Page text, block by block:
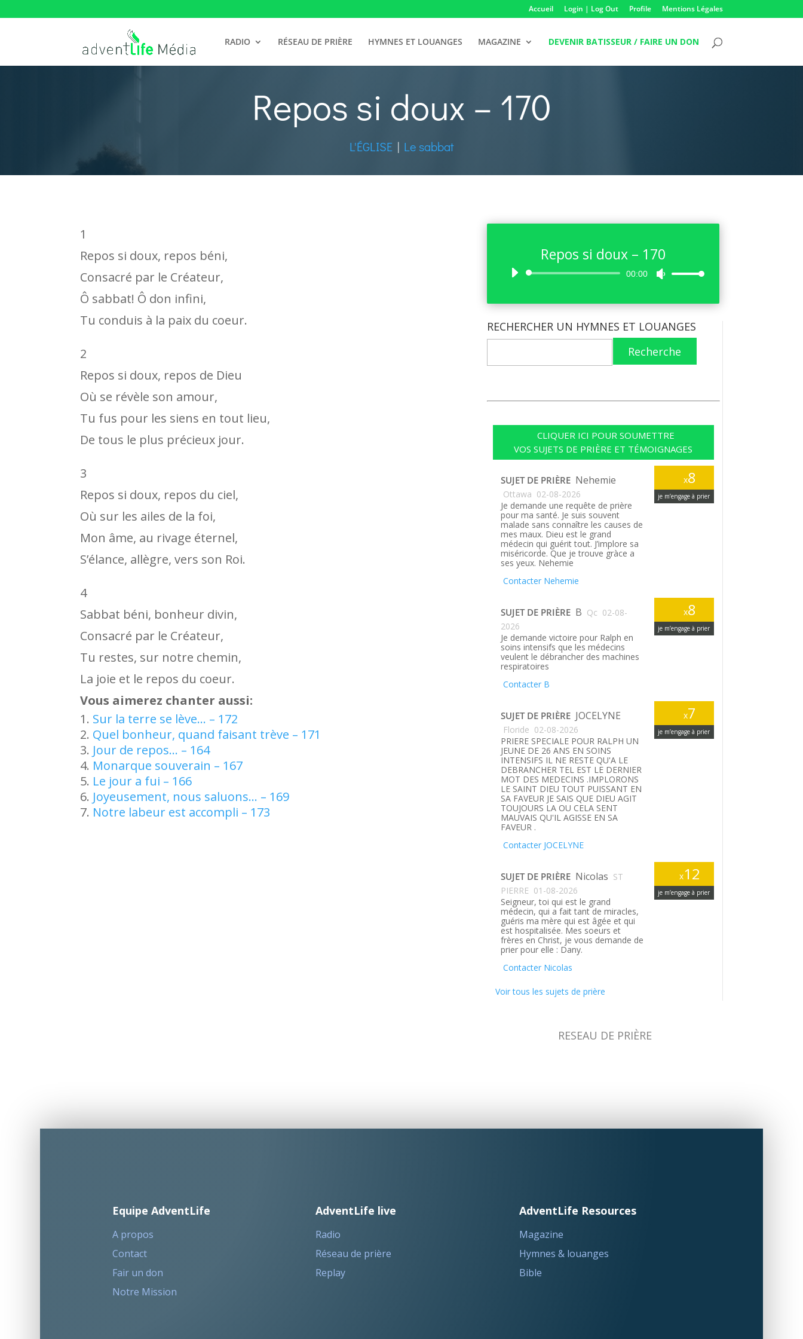
Accueil Login | Log Out Profile Mentions Légales
RADIO RÉSEAU DE PRIÈRE HYMNES ET LOUANGES MAGAZINE DEVENIR BATISSEUR / FAIRE UN DON
Repos si doux – 170
L'ÉGLISE| Le sabbat
1
Repos si doux, repos béni,
Consacré par le Créateur,
Ô sabbat! Ô don infini,
Tu conduis à la paix du coeur.
2
Repos si doux, repos de Dieu
Où se révèle son amour,
Tu fus pour les siens en tout lieu,
De tous le plus précieux jour.
3
Repos si doux, repos du ciel,
Où sur les ailes de la foi,
Mon âme, au rivage éternel,
S’élance, allègre, vers son Roi.
4
Sabbat béni, bonheur divin,
Consacré par le Créateur,
Tu restes, sur notre chemin,
La joie et le repos du coeur.
Vous aimerez chanter aussi:
Sur la terre se lève… – 172
Quel bonheur, quand faisant trève – 171
Jour de repos… – 164
Monarque souverain – 167
Le jour a fui – 166
Joyeusement, nous saluons… – 169
Notre labeur est accompli – 173
Repos si doux – 170
Lecteur00:00
Utilisez
pour
ou
RECHERCHER UN HYMNES ET LOUANGES
Recherche
CLIQUER ICI POUR SOUMETTRE
VOS SUJETS DE PRIÈRE ET TÉMOIGNAGES
x8
je m’engage à prier
SUJET DE PRIÈRE Nehemie
Ottawa 02-08-2026
Je demande une requête de prière
pour ma santé. Je suis souvent
malade sans connaître les causes de
mes maux. Dieu est le grand
médecin qui guérit tout. J’implore sa
miséricorde. Que je trouve gràce a
ses yeux. Nehemie
Contacter Nehemie
x8
je m’engage à prier
SUJET DE PRIÈRE B Qc 02-08-
2026
Je demande victoire pour Ralph en
soins intensifs que les médecins
veulent le débrancher des machines
respiratoires
Contacter B
x7
je m’engage à prier
SUJET DE PRIÈRE JOCELYNE
Floride 02-08-2026
PRIERE SPECIALE POUR RALPH UN
JEUNE DE 26 ANS EN SOINS
INTENSIFS IL NE RESTE QU'A LE
DEBRANCHER TEL EST LE DERNIER
MOT DES MEDECINS .IMPLORONS
LE SAINT DIEU TOUT PUISSANT EN
SA FAVEUR JE SAIS QUE DIEU AGIT
TOUJOURS LA OU CELA SENT
MAUVAIS QU'IL AGISSE EN SA
FAVEUR .
Contacter JOCELYNE
x12
je m’engage à prier
SUJET DE PRIÈRE Nicolas ST
PIERRE 01-08-2026
Seigneur, toi qui est le grand
médecin, qui a fait tant de miracles,
guéris ma mère qui est âgée et qui
est hospitalisée. Mes soeurs et
frères en Christ, je vous demande de
prier pour elle : Dany.
Contacter Nicolas
Voir tous les sujets de prière
RESEAU DE PRIÈRE
Equipe AdventLife
A propos
Contact
Fair un don
Notre Mission
AdventLife live
Radio
Réseau de prière
Replay
AdventLife Resources
Magazine
Hymnes & louanges
Bible